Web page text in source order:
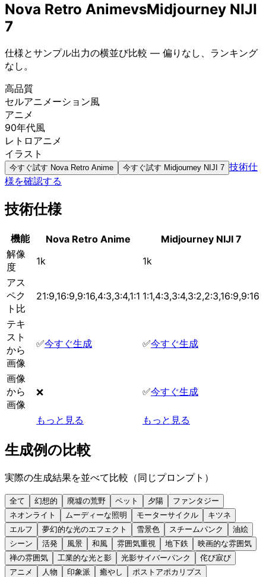
Nova Retro AnimevsMidjourney NIJI
7
仕様とサンプル出力の横並び比較 — 偏りなし、ランキング
なし。
高品質
セルアニメーション風
アニメ
90年代風
レトロアニメ
イラスト
今すぐ試す Nova Retro Anime 今すぐ試す Midjourney NIJI 7 技術仕
様を確認する
技術仕様
機能 Nova Retro Anime
Midjourney NIJI 7
解像
度
1k
1k
アス
ペク
ト比
21:9,16:9,9:16,4:3,3:4,1:1 1:1,4:3,3:4,3:2,2:3,16:9,9:16
テキ
スト
から
画像
✅今すぐ生成 ✅今すぐ生成
画像
から
画像
❌ ✅今すぐ生成
もっと見る もっと見る
生成例の比較
実際の生成結果を並べて比較（同じプロンプト）
全て 幻想的 廃墟の荒野 ペット 夕陽
ファンタジー
ネオンライト
ムーディーな照明 モーターサイクル
キツネ
エルフ
夢幻的な光のエフェクト 雪景色 スチームパンク
油絵
シーン
活発 風景 和風 雰囲気重視 地下鉄
映画的な雰囲気
禅の雰囲気
工業的な光と影 光影サイバーパンク
侘び寂び
アニメ
人物 印象派 癒やし
ポストアポカリプス